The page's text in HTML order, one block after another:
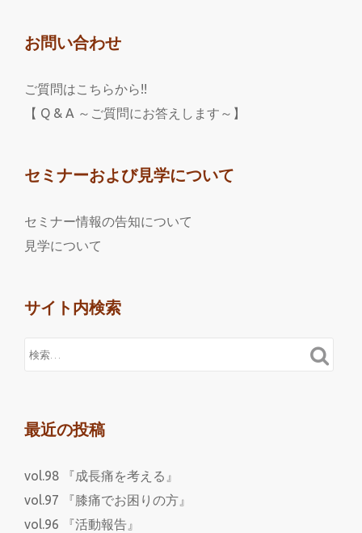
お問い合わせ
ご質問はこちらから!!
【 Q & A ～ご質問にお答えします～】
セミナーおよび見学について
セミナー情報の告知について
見学について
サイト内検索
最近の投稿
vol.98 『成長痛を考える』
vol.97 『膝痛でお困りの方』
vol.96 『活動報告』